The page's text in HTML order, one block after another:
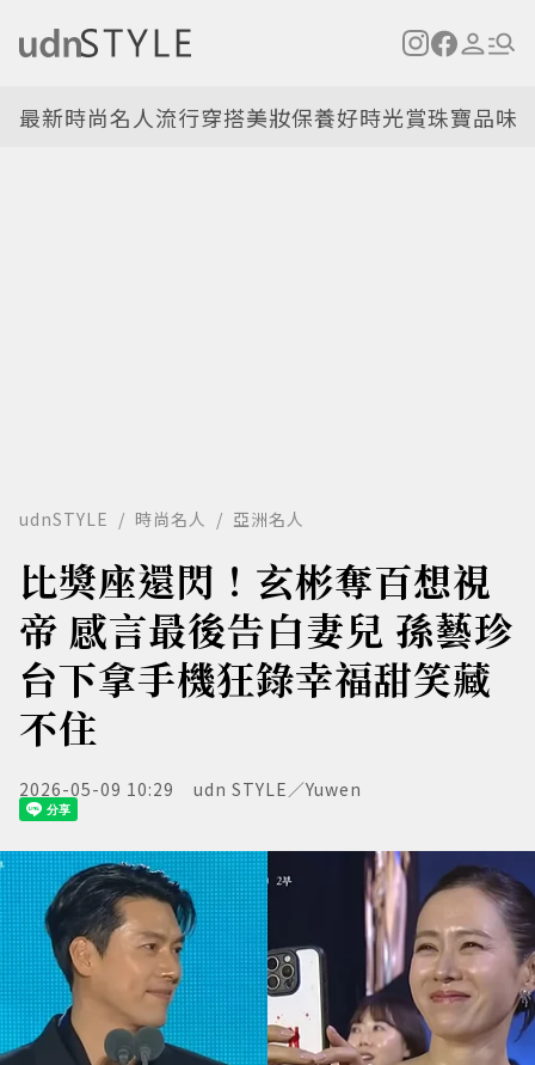
最新時尚名人流行穿搭美妝保養好時光賞珠寶品味
udnSTYLE 時尚名人 亞洲名人
比獎座還閃！玄彬奪百想視
帝 感言最後告白妻兒 孫藝珍
台下拿手機狂錄幸福甜笑藏
不住
2026-05-09 10:29 udn STYLE／Yuwen